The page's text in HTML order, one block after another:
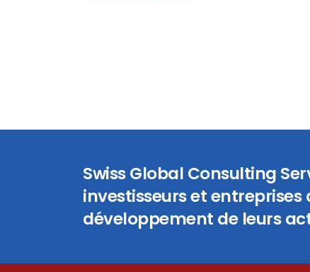
Swiss Global Consulting
investisseurs et
développement de leurs